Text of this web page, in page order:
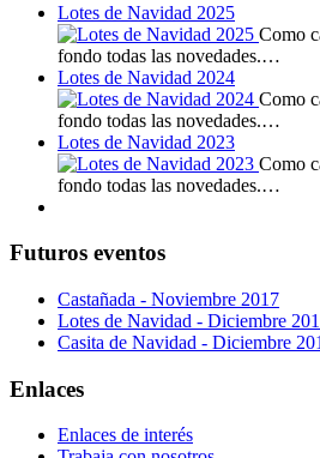
Lotes de Navidad 2025
Como
fondo todas las novedades.…
Lotes de Navidad 2024
Como
fondo todas las novedades.…
Lotes de Navidad 2023
Como
fondo todas las novedades.…
Futuros eventos
Castañada - Noviembre 2017
Lotes de Navidad - Diciembre
Casita de Navidad - Diciembre
Enlaces
Enlaces de interés